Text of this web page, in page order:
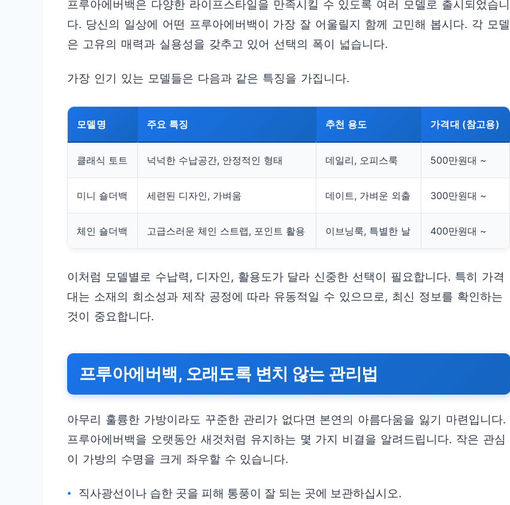
프루아에버백은 다양한 라이프스타일을 만족시킬 수 있도록 여러 모델로 출시되었습니
다. 당신의 일상에 어떤 프루아에버백이 가장 잘 어울릴지 함께 고민해 봅시다. 각 모델
은 고유의 매력과 실용성을 갖추고 있어 선택의 폭이 넓습니다.
가장 인기 있는 모델들은 다음과 같은 특징을 가집니다.
모델명 주요 특징 추천 용도 가격대 (참고용)
클래식 토트 넉넉한 수납공간, 안정적인 형태 데일리, 오피스룩 500만원대 ~
미니 숄더백 세련된 디자인, 가벼움 데이트, 가벼운 외출 300만원대 ~
체인 숄더백 고급스러운 체인 스트랩, 포인트 활용 이브닝룩, 특별한 날 400만원대 ~
이처럼 모델별로 수납력, 디자인, 활용도가 달라 신중한 선택이 필요합니다. 특히 가격
대는 소재의 희소성과 제작 공정에 따라 유동적일 수 있으므로, 최신 정보를 확인하는
것이 중요합니다.
프루아에버백, 오래도록 변치 않는 관리법
아무리 훌륭한 가방이라도 꾸준한 관리가 없다면 본연의 아름다움을 잃기 마련입니다.
프루아에버백을 오랫동안 새것처럼 유지하는 몇 가지 비결을 알려드립니다. 작은 관심
이 가방의 수명을 크게 좌우할 수 있습니다.
직사광선이나 습한 곳을 피해 통풍이 잘 되는 곳에 보관하십시오.